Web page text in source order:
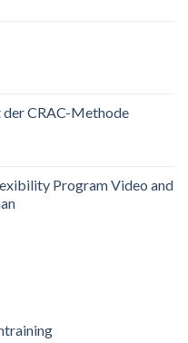
CRAC-Methode
Program Video and